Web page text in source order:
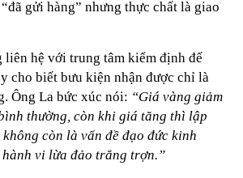
gửi hàng” nhưng thực chất là giao
liên hệ với trung tâm kiểm định để
cho biết bưu kiện nhận được chỉ là
Ông La bức xúc nói: “Giá vàng giảm
thường, còn khi giá tăng thì lập
còn là vấn đề đạo đức kinh
hành vi lừa đảo trắng trợn.”